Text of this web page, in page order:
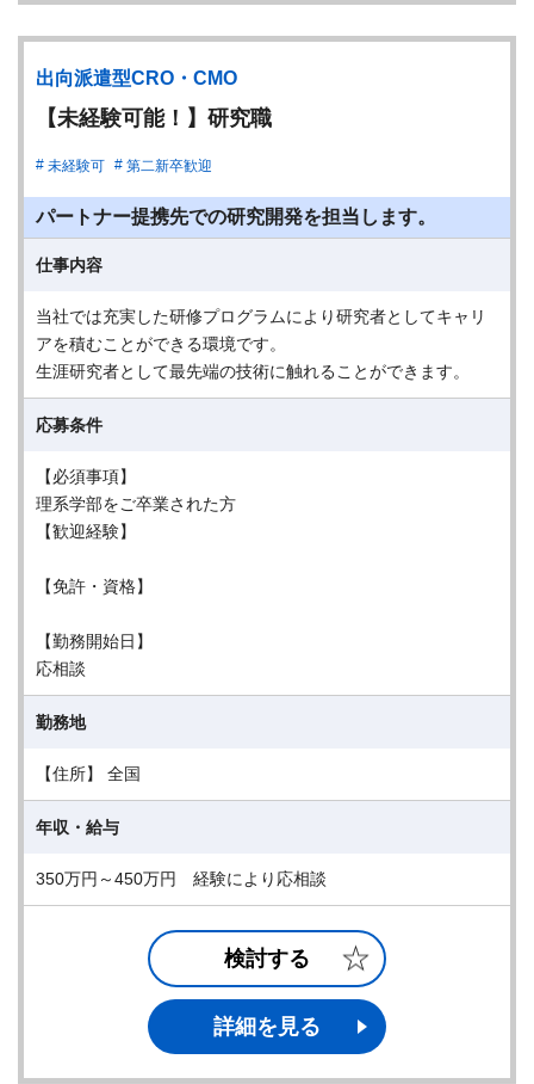
出向派遣型CRO・CMO
【未経験可能！】研究職
未経験可 第二新卒歓迎
パートナー提携先での研究開発を担当します。
仕事内容
当社では充実した研修プログラムにより研究者としてキャリ
アを積むことができる環境です。
生涯研究者として最先端の技術に触れることができます。
応募条件
【必須事項】
理系学部をご卒業された方
【歓迎経験】
【免許・資格】
【勤務開始日】
応相談
勤務地
【住所】 全国
年収・給与
350万円～450万円 経験により応相談
検討する
詳細を見る